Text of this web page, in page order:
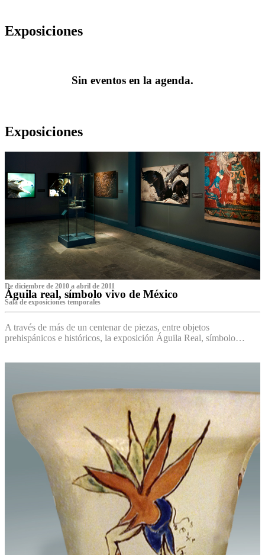
Exposiciones
Sin eventos en la agenda.
Exposiciones
De diciembre de 2010 a abril de 2011
Águila real, símbolo vivo de México
Sala de exposiciones temporales
A través de más de un centenar de piezas, entre objetos
prehispánicos e históricos, la exposición Águila Real, símbolo…